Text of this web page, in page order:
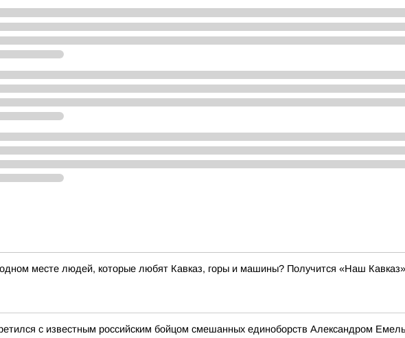
месте людей, которые любят Кавказ, горы и машины? Получится «Наш Кавказ»
с известным российским бойцом смешанных единоборств Александром